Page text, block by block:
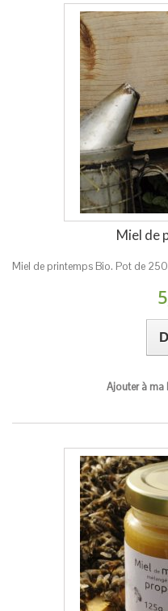
Miel de
Miel de printemps Bio. Pot de
Ajouter à ma